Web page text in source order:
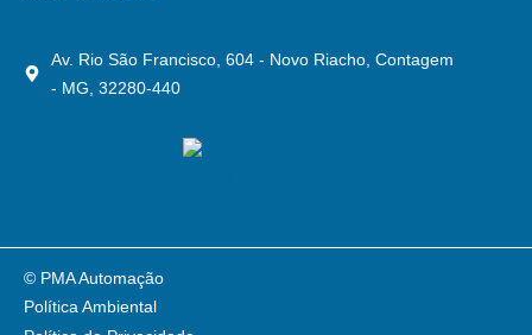
Av. Rio São Francisco, 604 - Novo Riacho, Contagem
- MG, 32280-440
Política Ambiental
© PMA Automação